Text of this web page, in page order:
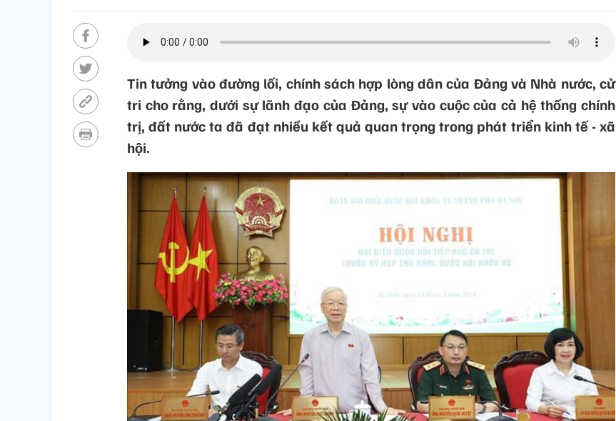
Tin tưởng vào đường lối, chính sách hợp lòng dân của Đảng và Nhà nước, cử
tri cho rằng, dưới sự lãnh đạo của Đảng, sự vào cuộc của cả hệ thống chính
trị, đất nước ta đã đạt nhiều kết quả quan trọng trong phát triển kinh tế - xã
hội.